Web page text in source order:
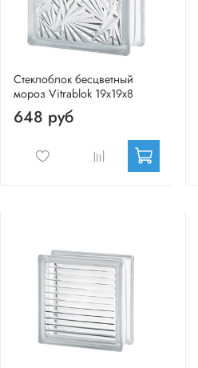
Стеклоблок бесцветный
мороз Vitrablok 19х19х8
648 руб